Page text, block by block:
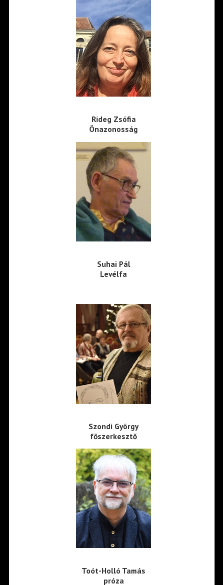
Rideg Zsófia
Önazonosság
Suhai Pál
Levélfa
Szondi György
főszerkesztő
Toót-Holló Tamás
próza